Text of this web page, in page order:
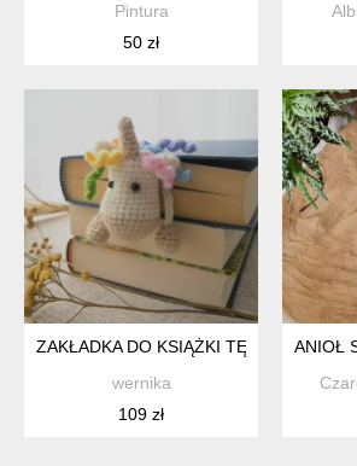
Pintura
50 zł
ZAKŁADKA DO KSIĄŻKI TĘCZOWY
wernika
109 zł
ANIOŁ